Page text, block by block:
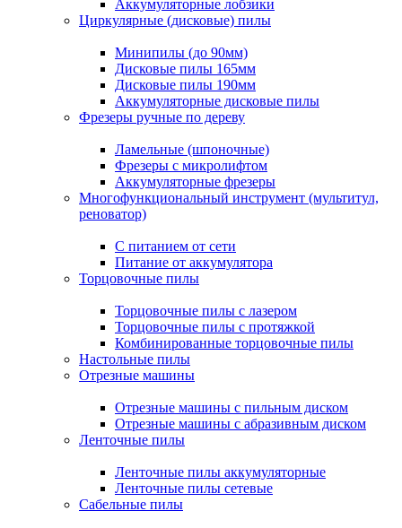
Аккумуляторные лобзики
Циркулярные (дисковые) пилы
Минипилы (до 90мм)
Дисковые пилы 165мм
Дисковые пилы 190мм
Аккумуляторные дисковые пилы
Фрезеры ручные по дереву
Ламельные (шпоночные)
Фрезеры с микролифтом
Аккумуляторные фрезеры
Многофункциональный инструмент (мультитул,
реноватор)
С питанием от сети
Питание от аккумулятора
Торцовочные пилы
Торцовочные пилы с лазером
Торцовочные пилы с протяжкой
Комбинированные торцовочные пилы
Настольные пилы
Отрезные машины
Отрезные машины с пильным диском
Отрезные машины с абразивным диском
Ленточные пилы
Ленточные пилы аккумуляторные
Ленточные пилы сетевые
Сабельные пилы